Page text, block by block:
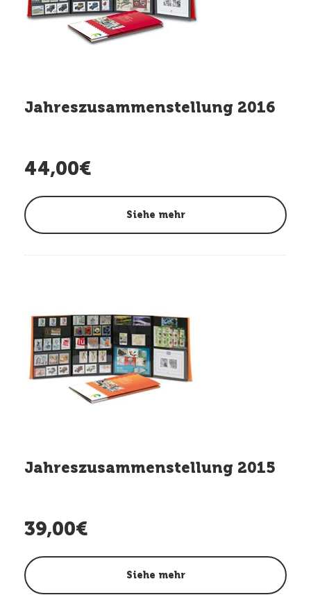
Jahreszusammenstellung 2016
44,00€
Siehe mehr
Jahreszusammenstellung 2015
39,00€
Siehe mehr